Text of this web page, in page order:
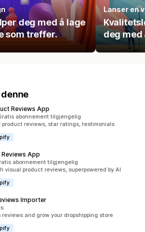
deg med å lage
som treffer.
Lanser en
deg med
Reviews App
abonnement tilgjengelig
product reviews, star ratings, testimonials
App
abonnement tilgjengelig
visual product reviews, superpowered by AI
Importer
reviews and grow your dropshipping store